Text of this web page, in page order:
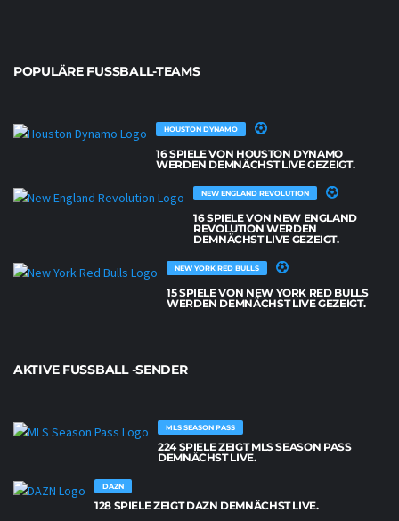
POPULÄRE FUSSBALL-TEAMS
HOUSTON DYNAMO
16 SPIELE VON HOUSTON DYNAMO
WERDEN DEMNÄCHST LIVE GEZEIGT.
NEW ENGLAND REVOLUTION
16 SPIELE VON NEW ENGLAND
REVOLUTION WERDEN
DEMNÄCHST LIVE GEZEIGT.
NEW YORK RED BULLS
15 SPIELE VON NEW YORK RED BULLS
WERDEN DEMNÄCHST LIVE GEZEIGT.
AKTIVE FUSSBALL -SENDER
MLS SEASON PASS
224 SPIELE ZEIGT MLS SEASON PASS
DEMNÄCHST LIVE.
DAZN
128 SPIELE ZEIGT DAZN DEMNÄCHST LIVE.